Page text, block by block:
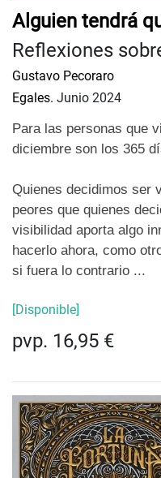
Alguien tendrá
Reflexiones
Gustavo Pecoraro
Egales. Junio 2024
Para las personas que
diciembre son los 365
Quienes decidimos ser
peores que quienes
visibilidad aporta algo
hacerlo ahora, como
si fuera lo contrario ...
[Disponible]
pvp. 16,95 €